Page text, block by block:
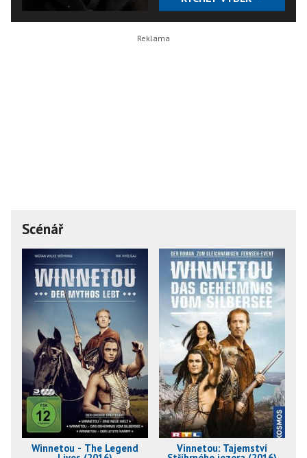
Scénář
Winnetou - The Legend Vinnetou: Tajemství